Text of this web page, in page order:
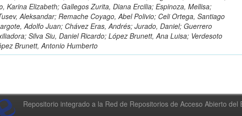
Karina Elizabeth; Gallegos Zurita, Diana Ercilia; Espinoza, Mellisa;
Aleksandar; Remache Coyago, Abel Polivio; Celi Ortega, Santiago
Adolfo Juan; Chávez Eras, Andrés; Jurado, Daniel; Guerrero
Silva Siu, Daniel Ricardo; López Brunett, Ana Luisa; Verdesoto
Brunett, Antonio Humberto
Repositorio integrado a la Red de Repositorios de Acceso Abierto del